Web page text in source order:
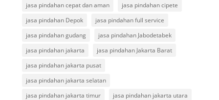
jasa pindahan cepat dan aman
jasa pindahan cipete
jasa pindahan Depok
jasa pindahan full service
jasa pindahan gudang
jasa pindahan Jabodetabek
jasa pindahan jakarta
jasa pindahan Jakarta Barat
jasa pindahan jakarta pusat
jasa pindahan jakarta selatan
jasa pindahan jakarta timur
jasa pindahan jakarta utara